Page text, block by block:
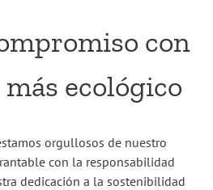
con
ecológico
orgullosos de nuestro
con la responsabilidad
dedicación a la sostenibilidad